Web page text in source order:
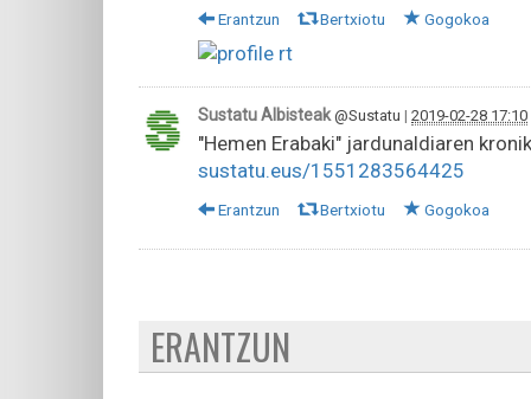
Erantzun Bertxiotu Gogokoa
Sustatu Albisteak @Sustatu | 2019-02-28 17:10
"Hemen Erabaki" jardunaldiaren
sustatu.eus/1551283564425
Erantzun Bertxiotu Gogokoa
ERANTZUN